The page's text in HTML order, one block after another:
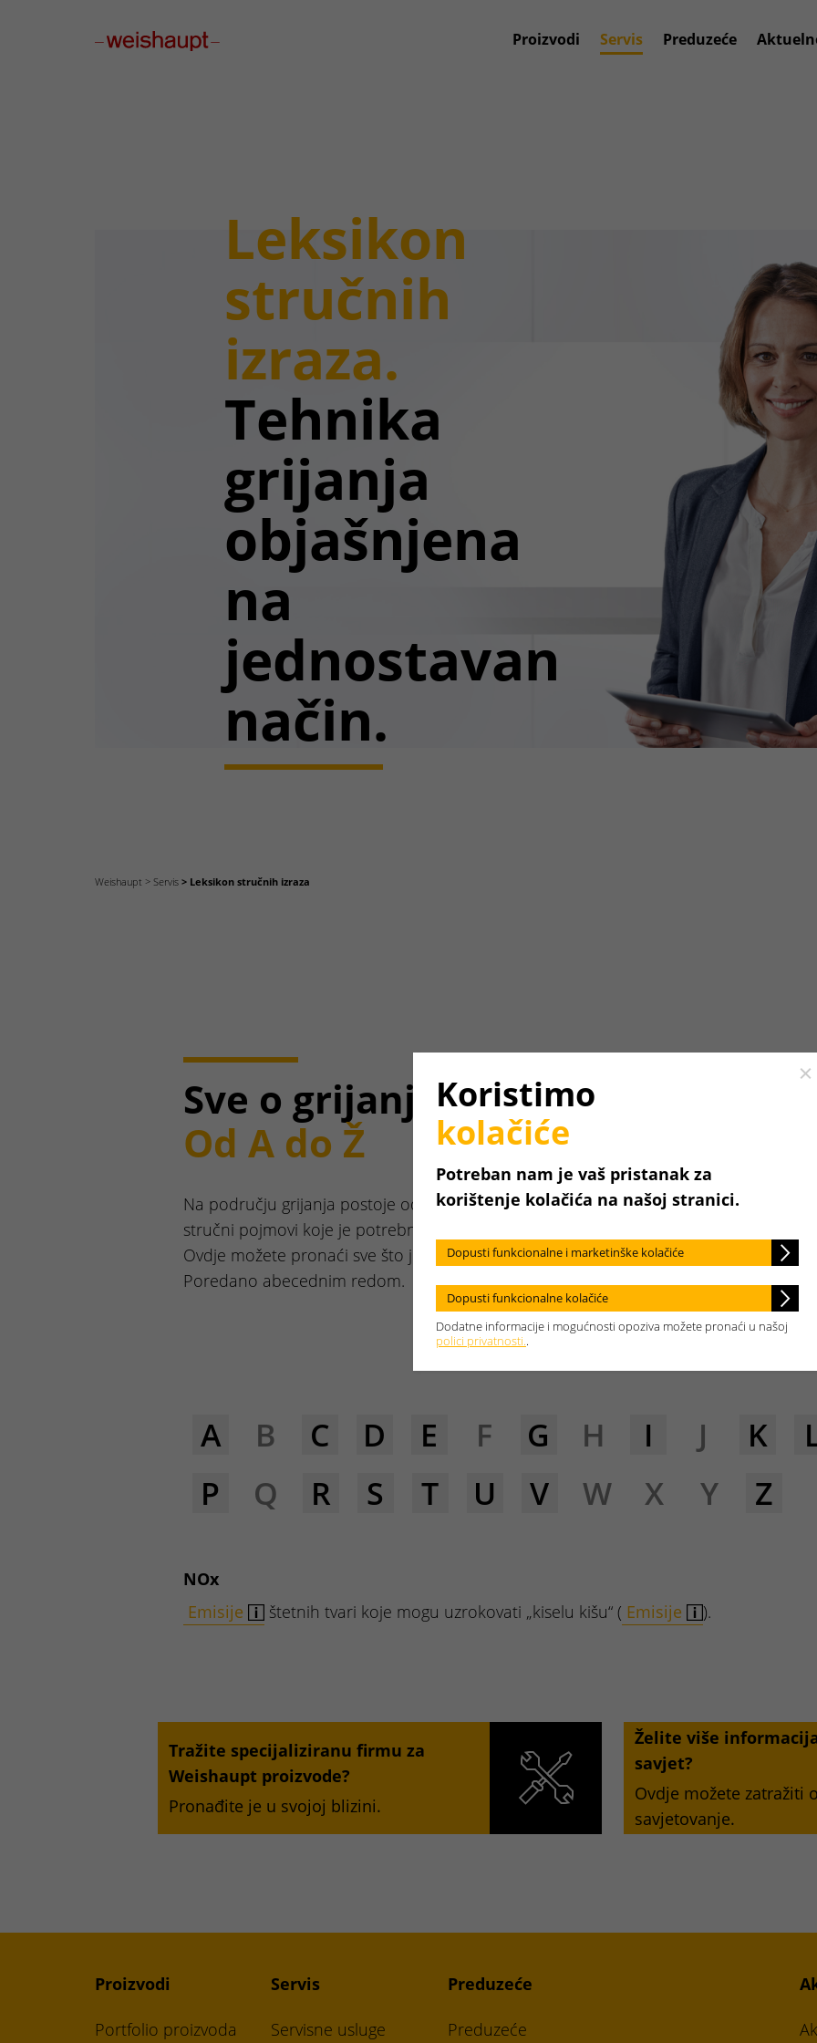
Proizvodi Servis Preduzeće
Leksikon
stručnih
izraza.
Tehnika
grijanja
objašnjena
na
jednostavan
način.
Weishaupt Servis Leksikon stručnih izraza
Sve o grijanju.
Od A do Ž
Na području grijanja postoje određeni
stručni pojmovi koje je potrebno objasniti.
Ovdje možete pronaći sve što je važno.
Poredano abecednim redom.
A B C D E F G H I J K
P
Q R S T U V W X Y Z
NOx
Emisije
štetnih tvari koje mogu uzrokovati „kiselu kišu“ ( Emisije ).
Tražite specijaliziranu firmu za
Weishaupt proizvode?
Pronađite je u svojoj blizini.
Želite više
savjet?
Ovdje možete zatražiti
savjetovanje.
Proizvodi
Portfolio proizvoda
Servis
Servisne usluge
Preduzeće
Preduzeće
Koristimo
kolačiće
Potreban nam je vaš pristanak za
korištenje kolačića na našoj stranici.
Dopusti funkcionalne i marketinške kolačiće
Dopusti funkcionalne kolačiće
Dodatne informacije i mogućnosti opoziva možete pronaći u našoj
polici privatnosti..